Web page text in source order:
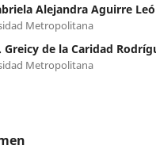
Alejandra Aguirre
Metropolitana
Greicy de la Caridad
Metropolitana